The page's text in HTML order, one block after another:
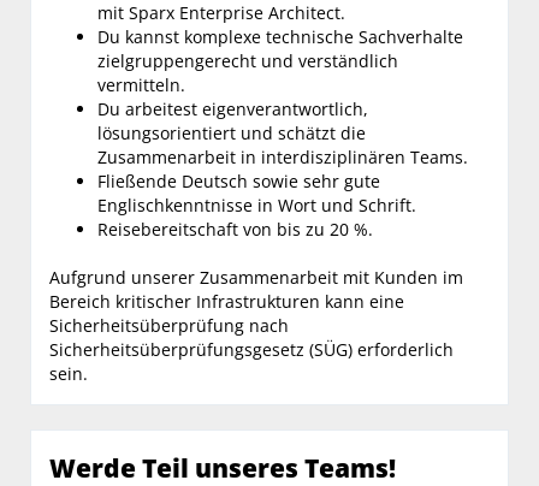
mit Sparx Enterprise Architect.
Du kannst komplexe technische Sachverhalte
zielgruppengerecht und verständlich
vermitteln.
Du arbeitest eigenverantwortlich,
lösungsorientiert und schätzt die
Zusammenarbeit in interdisziplinären Teams.
Fließende Deutsch sowie sehr gute
Englischkenntnisse in Wort und Schrift.
Reisebereitschaft von bis zu 20 %.
Aufgrund unserer Zusammenarbeit mit Kunden im
Bereich kritischer Infrastrukturen kann eine
Sicherheitsüberprüfung nach
Sicherheitsüberprüfungsgesetz (SÜG) erforderlich
sein.
Werde Teil unseres Teams!